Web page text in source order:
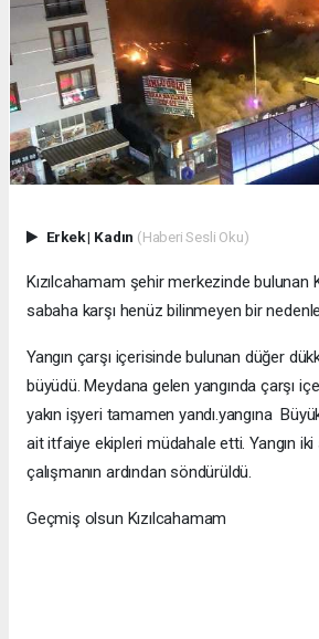
Erkek| Kadın (Haberi Sesli Oku)
Kızılcahamam şehir merkezinde bulunan
sabaha karşı henüz bilinmeyen bir nedenle
Yangın çarşı içerisinde bulunan düğer
büyüdü. Meydana gelen yangında çarşı
yakın işyeri tamamen yandı.yangına
ait itfaiye ekipleri müdahale etti. Yangın
çalışmanın ardından söndürüldü.
Geçmiş olsun Kızılcahamam